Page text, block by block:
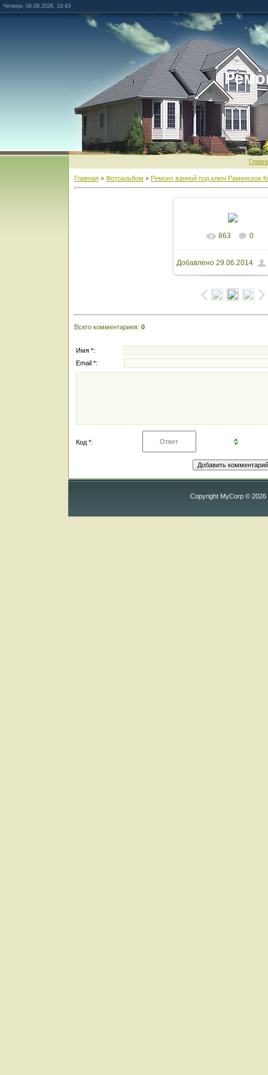
Четверг, 06.08.2026, 16:43
Главная » Фотоальбом » Ремонт ванной под ключ Раменское
В реальном
1600x1200/ 195.7Kb
863 0
Добавлено29.06.2014
Всего комментариев: 0
Имя *:
Email *:
Код *:
Copyright MyCorp © 2026